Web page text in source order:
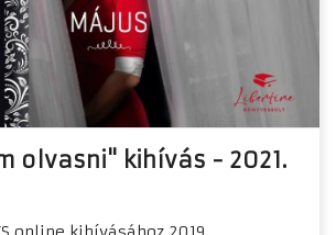
olvasni" kihívás - 2021.